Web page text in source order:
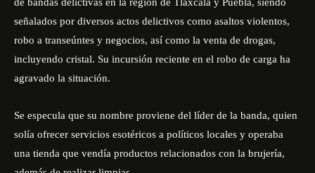
señalados por diversos actos delictivos como asaltos violentos,
robo a transeúntes y negocios, así como la venta de drogas,
incluyendo cristal. Su incursión reciente en el robo de carga ha
agravado la situación.
Se especula que su nombre proviene del líder de la banda, quien
solía ofrecer servicios esotéricos a políticos locales y operaba
una tienda que vendía productos relacionados con la brujería,